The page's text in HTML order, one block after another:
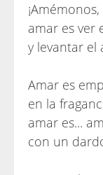
amar es ver
y levantar el
Amar es
en la
amar es...
con un